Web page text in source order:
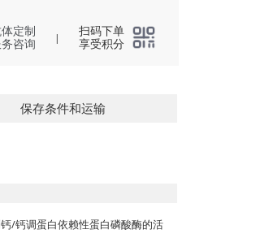
定制
咨询
|
扫码下单
享受积分
保存条件和运输
/钙调蛋白依赖性蛋白磷酸酶的活